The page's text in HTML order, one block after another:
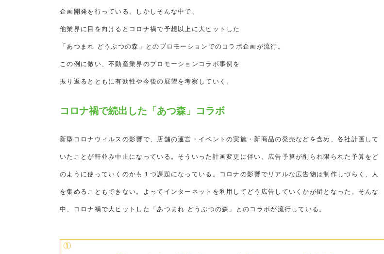
プロモーションコラボの有効なケース
企画開発を行っている。しかしそんな中で、
他業界に目を向けるとコロナ禍で予想以上に大ヒットした
「あつまれ どうぶつの森」とのプロモーションでのコラボ企画が流行。
この例に倣い、不動産業界のプロモーションコラボ事例を
振り返るとともに有効性や今後の展望を考察していく。
コロナ禍で続出した「あつ森」コラボ
新型コロナウィルスの影響で、店舗の運営・イベントの実施・新商品の発売などを含め、各社計画して
いたことが軒並み中止になっている。そういった計画変更に伴い、広告予算が削られ限られた予算をど
のように使っていくのかも１つ課題になっている。コロナの影響でリアルな広告物は制作しづらく、人
を集めることもできない。よってインターネットを利用してどう広告していくかが鍵となった。そんな
中、コロナ禍で大ヒットした「あつまれ どうぶつの森」とのコラボが流行している。